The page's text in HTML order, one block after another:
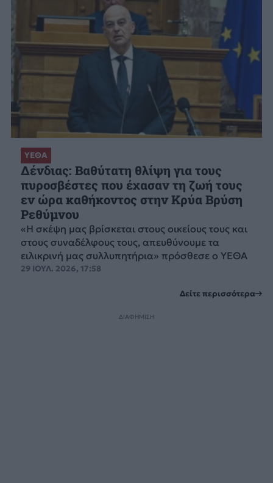
ΥΕΘΑ
Δένδιας: Βαθύτατη θλίψη για τους
πυροσβέστες που έχασαν τη ζωή τους
εν ώρα καθήκοντος στην Κρύα Βρύση
Ρεθύμνου
«Η σκέψη μας βρίσκεται στους οικείους τους και
στους συναδέλφους τους, απευθύνουμε τα
ειλικρινή μας συλλυπητήρια» πρόσθεσε ο ΥΕΘΑ
29 ΙΟΥΛ. 2026, 17:58
Δείτε περισσότερα
ΔΙΑΦΗΜΙΣΗ